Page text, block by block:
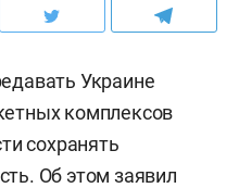
Украине
комплексов
сохранять
Об этом заявил